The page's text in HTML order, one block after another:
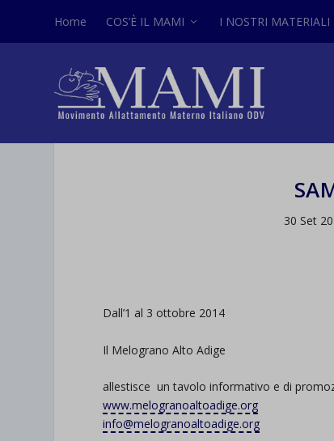
Home COS’È IL MAMI I NOSTRI MATERIALI
30 Set
Dall’1 al 3 ottobre 2014
Il Melograno Alto Adige
allestisce un tavolo informativo e di
www.melogranoaltoadige.org
info@melogranoaltoadige.org